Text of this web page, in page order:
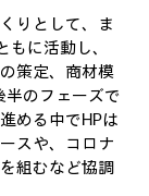
りとして、ま
に活動し、
策定、商材模
半のフェーズで
める中でHPは
スや、コロナ
組むなど協調